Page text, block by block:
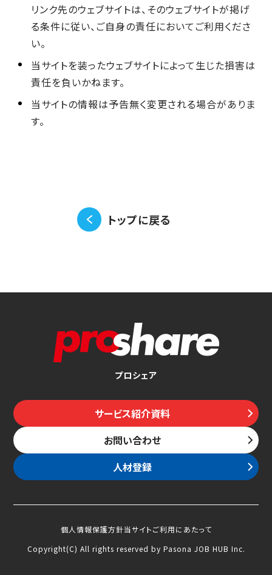
リンク先のウェブサイトは、そのウェブサイトが掲げ
る条件に従い、ご自身の責任においてご利用くださ
い。
当サイトを装ったウェブサイトによって生じた損害は
責任を負いかねます。
当サイトの情報は予告無く変更される場合がありま
す。
トップに戻る
プロシェア
サービス紹介資料
お問い合わせ
人材登録
個人情報保護方針当サイトご利用にあたって
Copyright(C) All rights reserved by Pasona JOB HUB Inc.